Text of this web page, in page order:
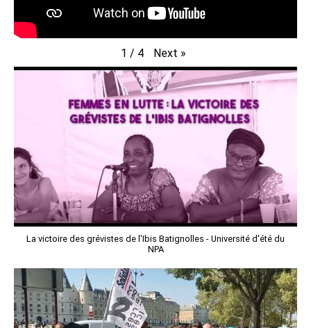
1 / 4 Next »
La victoire des grévistes de l'Ibis Batignolles - Université d'été du
NPA